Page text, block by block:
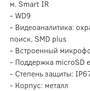
м. Smart IR
- WD9
- Видеоаналитика:
поиск, SMD plus
- Встроенный
- Поддержка microSD
- Степень защиты:
- Корпус: металл